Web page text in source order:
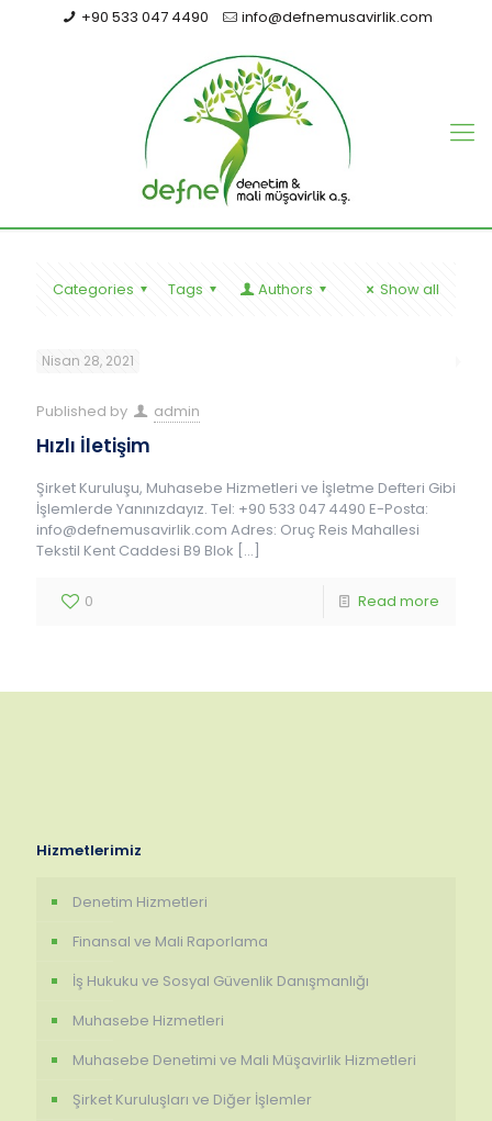
+90 533 047 4490 info@defnemusavirlik.com
Categories Tags Authors Show all
Nisan 28, 2021
Published by admin
Hızlı İletişim
Şirket Kuruluşu, Muhasebe Hizmetleri ve İşletme Defteri Gibi
İşlemlerde Yanınızdayız. Tel: +90 533 047 4490 E-Posta:
info@defnemusavirlik.com Adres: Oruç Reis Mahallesi
Tekstil Kent Caddesi B9 Blok […]
0 Read more
Hizmetlerimiz
Denetim Hizmetleri
Finansal ve Mali Raporlama
İş Hukuku ve Sosyal Güvenlik Danışmanlığı
Muhasebe Hizmetleri
Muhasebe Denetimi ve Mali Müşavirlik Hizmetleri
Şirket Kuruluşları ve Diğer İşlemler